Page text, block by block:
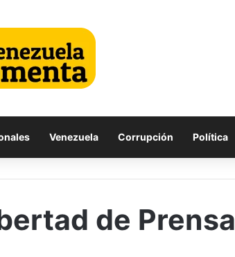
Venezuela Corrupción Política
de Prensa